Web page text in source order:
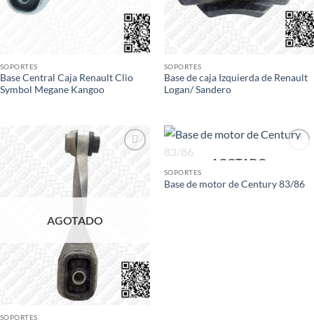
SOPORTES
Base Central Caja Renault Clio
Symbol Megane Kangoo
SOPORTES
Base de caja Izquierda de Renault
Logan/ Sandero
Add to
AGOTADO
SOPORTES
AGOTADO
SOPORTES
Base de motor de Century 83/86